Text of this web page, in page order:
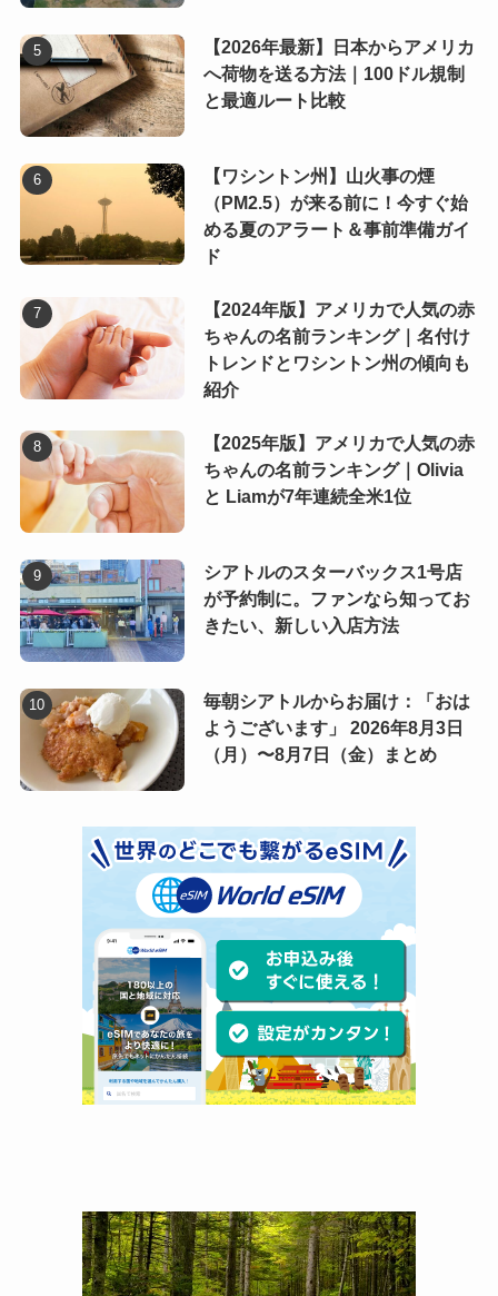
【2026年最新】日本からアメリカ
へ荷物を送る方法｜100ドル規制
と最適ルート比較
【ワシントン州】山火事の煙
（PM2.5）が来る前に！今すぐ始
める夏のアラート＆事前準備ガイ
ド
【2024年版】アメリカで人気の赤
ちゃんの名前ランキング｜名付け
トレンドとワシントン州の傾向も
紹介
【2025年版】アメリカで人気の赤
ちゃんの名前ランキング｜Olivia
と Liamが7年連続全米1位
シアトルのスターバックス1号店
が予約制に。ファンなら知ってお
きたい、新しい入店方法
毎朝シアトルからお届け：「おは
ようございます」 2026年8月3日
（月）〜8月7日（金）まとめ